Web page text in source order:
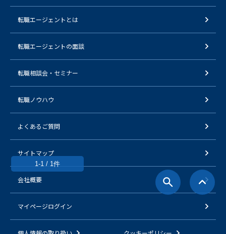
1-1 / 1件
転職エージェントとは
転職エージェントの面談
転職相談会・セミナー
転職ノウハウ
よくあるご質問
サイトマップ
会社概要
マイページログイン